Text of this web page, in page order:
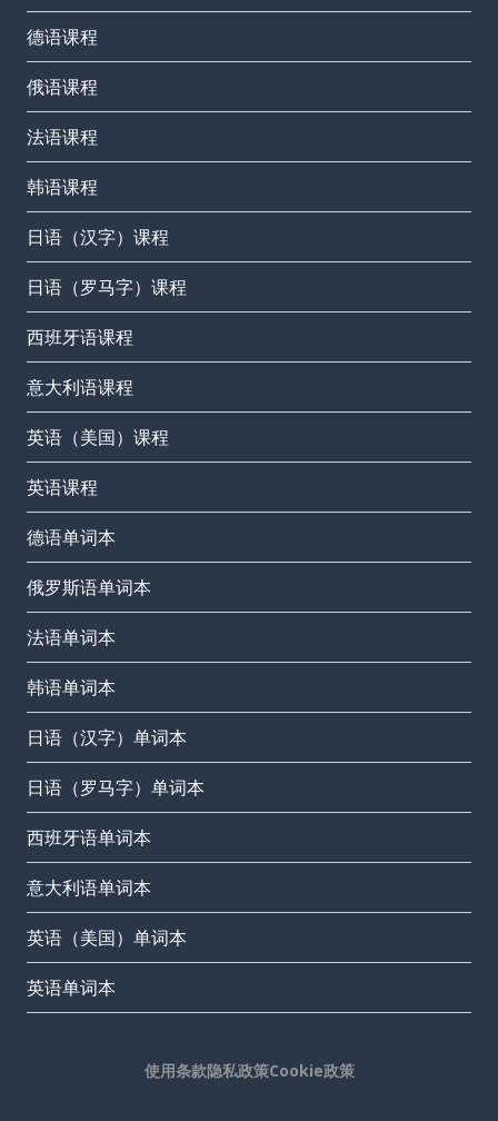
德语课程
俄语课程
法语课程
韩语课程
日语（汉字）课程
日语（罗马字）课程
西班牙语课程
意大利语课程
英语（美国）课程
英语课程
德语单词本
俄罗斯语单词本
法语单词本
韩语单词本
日语（汉字）单词本
日语（罗马字）单词本
西班牙语单词本
意大利语单词本
英语（美国）单词本
英语单词本
使用条款隐私政策Cookie政策